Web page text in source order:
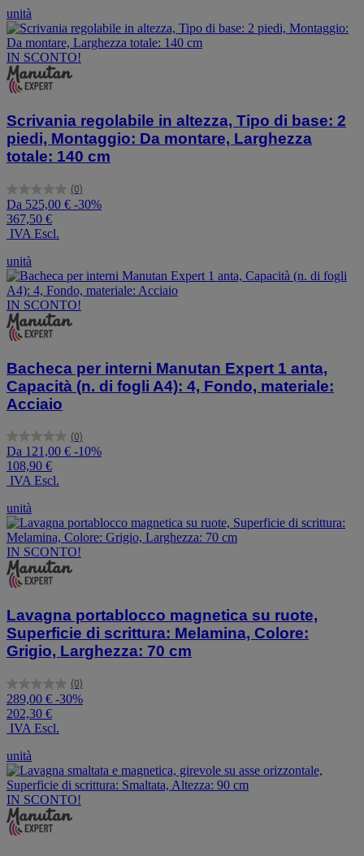
unità
IN SCONTO!
Scrivania regolabile in altezza, Tipo di base: 2
piedi, Montaggio: Da montare, Larghezza
totale: 140 cm
(0)
0.0
su
5
stelle.
Da 525,00 € -30%
367,50 €
IVA Escl.
unità
IN SCONTO!
Bacheca per interni Manutan Expert 1 anta,
Capacità (n. di fogli A4): 4, Fondo, materiale:
Acciaio
(0)
0.0
su
5
stelle.
Da 121,00 € -10%
108,90 €
IVA Escl.
unità
IN SCONTO!
Lavagna portablocco magnetica su ruote,
Superficie di scrittura: Melamina, Colore:
Grigio, Larghezza: 70 cm
(0)
0.0
su
5
stelle.
289,00 € -30%
202,30 €
IVA Escl.
unità
IN SCONTO!